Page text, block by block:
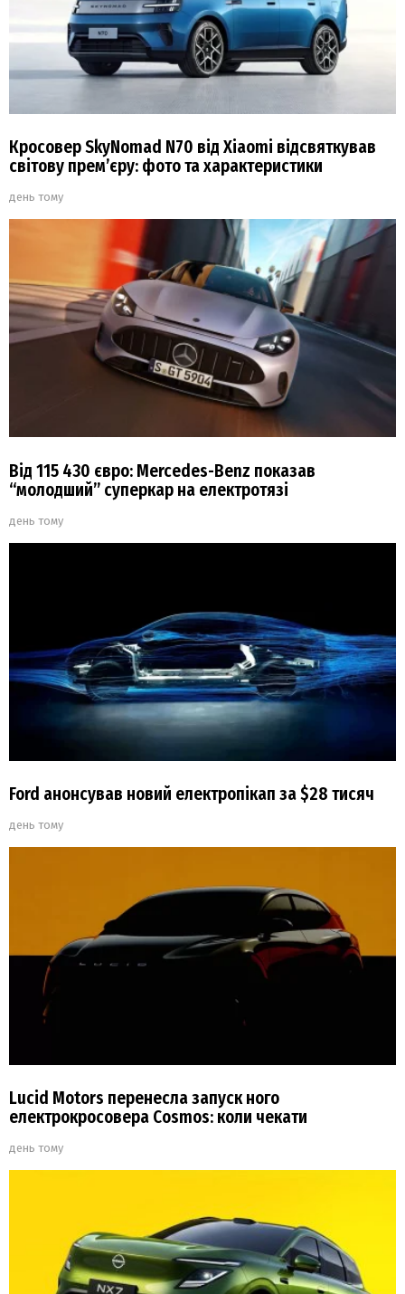
Кросовер SkyNomad N70 від Xiaomi відсвяткував
світову прем’єру: фото та характеристики
день тому
Від 115 430 євро: Mercedes-Benz показав
“молодший” суперкар на електротязі
день тому
Ford анонсував новий електропікап за $28 тисяч
день тому
Lucid Motors перенесла запуск ного
електрокросовера Cosmos: коли чекати
день тому